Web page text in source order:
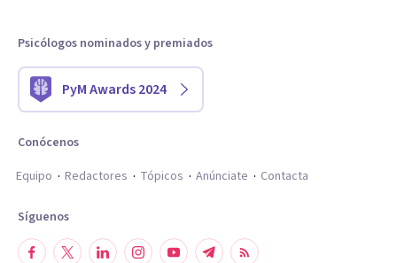
Psicólogos nominados y premiados
PyM Awards 2024
Conócenos
Equipo
Redactores Tópicos Anúnciate Contacta
Síguenos